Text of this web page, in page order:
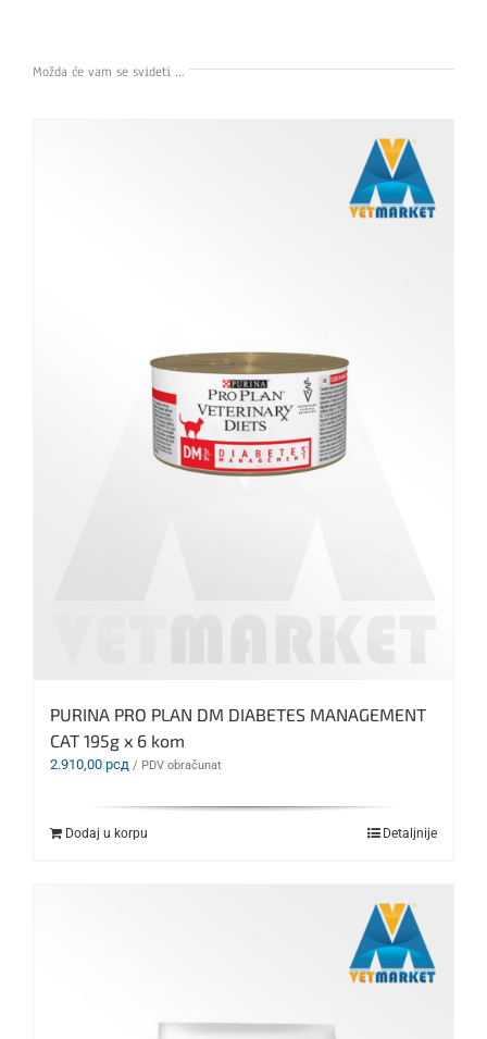
Možda će vam se svideti …
PURINA PRO PLAN DM DIABETES MANAGEMENT
CAT 195g x 6 kom
2.910,00 рсд / PDV obračunat
Dodaj u korpu Detaljnije